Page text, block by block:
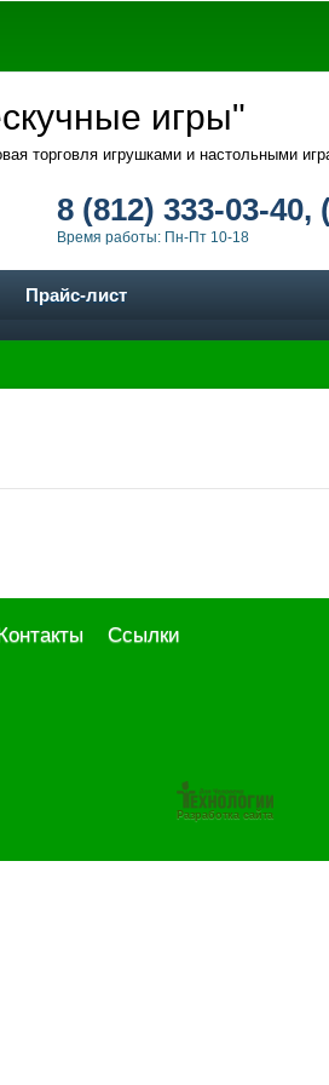
игры"
торговля игрушками и настольными
8 (812) 333-03-40,
Время работы: Пн-Пт 10-18
Прайс-лист
Ссылки
Разработка сайта